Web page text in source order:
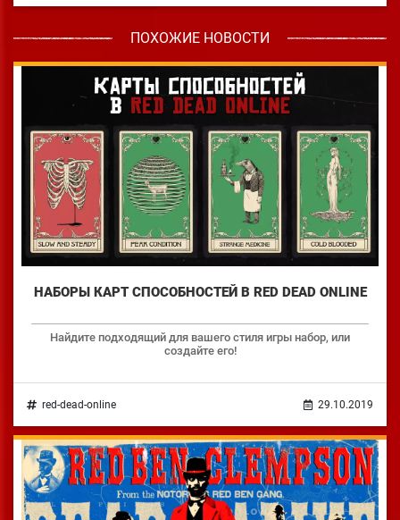
ПОХОЖИЕ НОВОСТИ
НАБОРЫ КАРТ СПОСОБНОСТЕЙ В RED DEAD ONLINE
Найдите подходящий для вашего стиля игры набор, или
создайте его!
red-dead-online 29.10.2019